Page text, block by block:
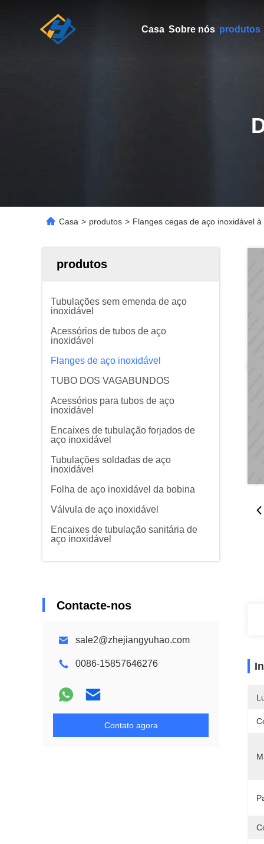
Casa Sobre nós produtos
Casa > produtos > Flanges cegas de aço inoxidável
produtos
Tubulações sem emenda de aço
inoxidável
Acessórios de tubos de aço
inoxidável
Flanges de aço inoxidável
TUBO DOS VAGABUNDOS
Acessórios para tubos de aço
inoxidável
Encaixes de tubulação forjados de
aço inoxidável
Tubulações soldadas de aço
inoxidável
Folha de aço inoxidável da bobina
Válvula de aço inoxidável
Encaixes de tubulação sanitária de
aço inoxidável
Contacte-nos
sale2@zhejiangyuhao.com
0086-15857646276
Contato agora